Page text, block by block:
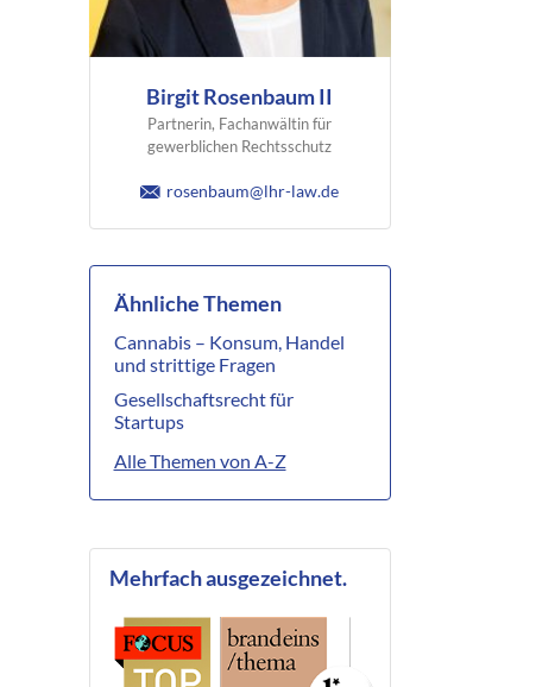
Birgit Rosenbaum II
Partnerin, Fachanwältin für
gewerblichen Rechtsschutz
rosenbaum@lhr-law.de
Ähnliche Themen
Cannabis – Konsum, Handel
und strittige Fragen
Gesellschaftsrecht für
Startups
Alle Themen von A-Z
Mehrfach ausgezeichnet.